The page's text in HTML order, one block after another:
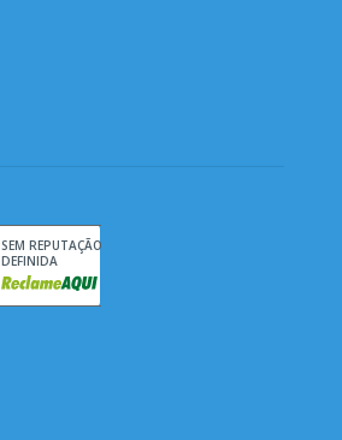
SEM REPUTAÇÃO
DEFINIDA